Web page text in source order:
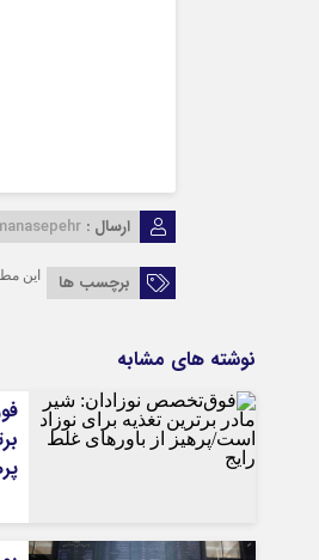
ارسال :
برچسب ها این
نوشته های مشابه